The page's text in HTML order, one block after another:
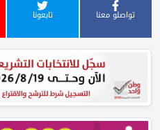
تواصلو معنا تابعونا